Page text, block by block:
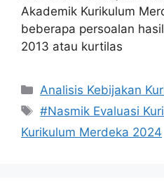
Akademik Kurikulum
beberapa persoalan
2013 atau kurtilas
Kategori
Analisis Kebijakan
Tag
#Nasmik Evaluasi
Kurikulum Merdeka 2024